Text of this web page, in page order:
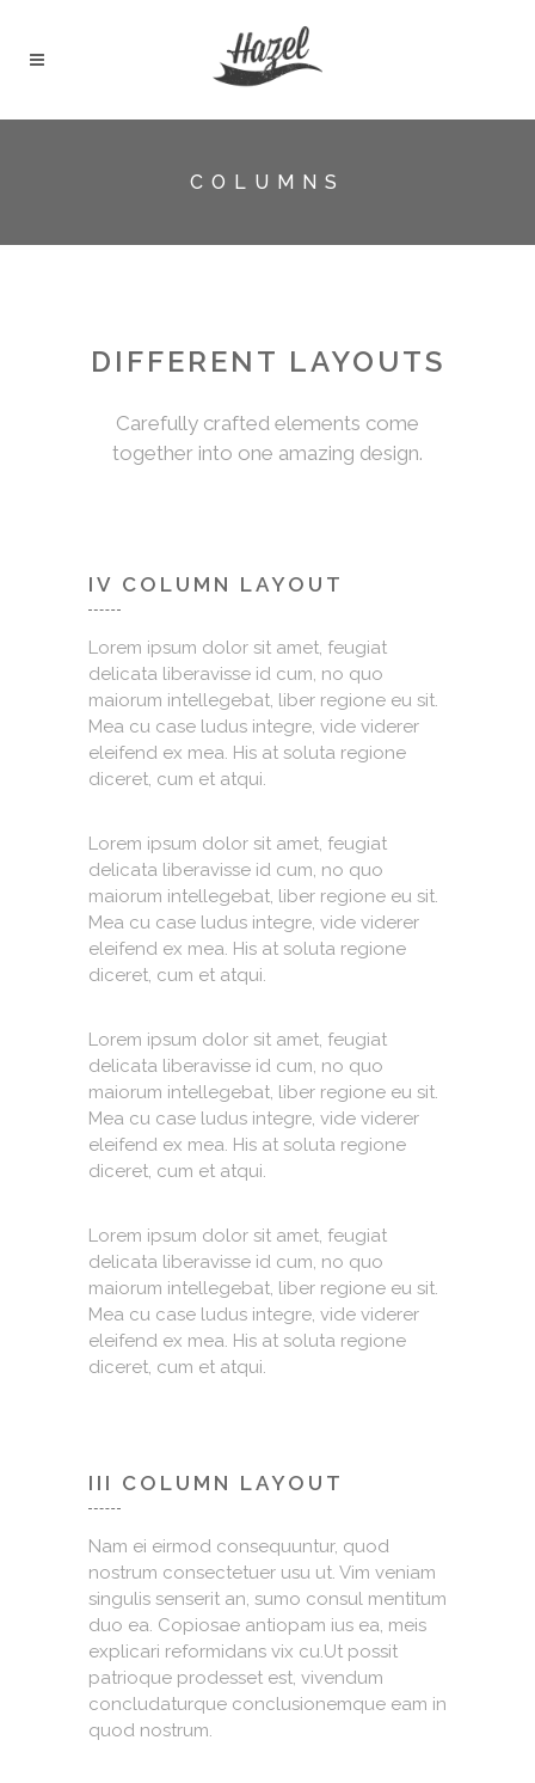
COLUMNS
DIFFERENT LAYOUTS
Carefully crafted elements come
together into one amazing design.
IV COLUMN LAYOUT
Lorem ipsum dolor sit amet, feugiat
delicata liberavisse id cum, no quo
maiorum intellegebat, liber regione eu sit.
Mea cu case ludus integre, vide viderer
eleifend ex mea. His at soluta regione
diceret, cum et atqui.
Lorem ipsum dolor sit amet, feugiat
delicata liberavisse id cum, no quo
maiorum intellegebat, liber regione eu sit.
Mea cu case ludus integre, vide viderer
eleifend ex mea. His at soluta regione
diceret, cum et atqui.
Lorem ipsum dolor sit amet, feugiat
delicata liberavisse id cum, no quo
maiorum intellegebat, liber regione eu sit.
Mea cu case ludus integre, vide viderer
eleifend ex mea. His at soluta regione
diceret, cum et atqui.
Lorem ipsum dolor sit amet, feugiat
delicata liberavisse id cum, no quo
maiorum intellegebat, liber regione eu sit.
Mea cu case ludus integre, vide viderer
eleifend ex mea. His at soluta regione
diceret, cum et atqui.
III COLUMN LAYOUT
Nam ei eirmod consequuntur, quod
nostrum consectetuer usu ut. Vim veniam
singulis senserit an, sumo consul mentitum
duo ea. Copiosae antiopam ius ea, meis
explicari reformidans vix cu.Ut possit
patrioque prodesset est, vivendum
concludaturque conclusionemque eam in
quod nostrum.